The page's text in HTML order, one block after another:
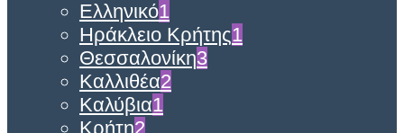
Ελληνικό1
Ηράκλειο Κρήτης1
Θεσσαλονίκη3
Καλλιθέα2
Καλύβια1
Κρήτη2